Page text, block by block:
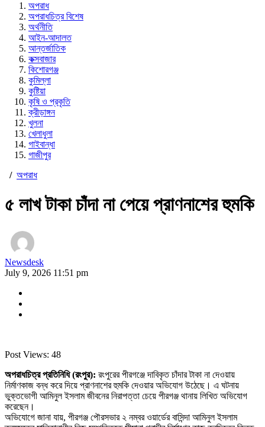
অপরাধ
অপরাধচিত্র বিশেষ
অর্থনীতি
আইন-আদালত
আন্তর্জাতিক
কক্সবাজার
কিশোরগঞ্জ
কুমিল্লা
কুষ্টিয়া
কৃষি ও প্রকৃতি
ক্রীড়াঙ্গন
খুলনা
খেলাধুলা
গাইবান্ধা
গাজীপুর
/ অপরাধ
৫ লাখ টাকা চাঁদা না পেয়ে প্রাণনাশের হুমকি
Newsdesk
July 9, 2026 11:51 pm
Post Views: 48
অপরাধচিত্র প্রতিনিধি (রংপুর): রংপুরের পীরগঞ্জে দাবিকৃত চাঁদার টাকা না দেওয়ায়
নির্মাণকাজ বন্ধ করে দিয়ে প্রাণনাশের হুমকি দেওয়ার অভিযোগ উঠেছে। এ ঘটনায়
ভুক্তভোগী আমিনুল ইসলাম জীবনের নিরাপত্তা চেয়ে পীরগঞ্জ থানায় লিখিত অভিযোগ
করেছেন।
অভিযোগে জানা যায়, পীরগঞ্জ পৌরসভার ২ নম্বর ওয়ার্ডের বাসিন্দা আমিনুল ইসলাম